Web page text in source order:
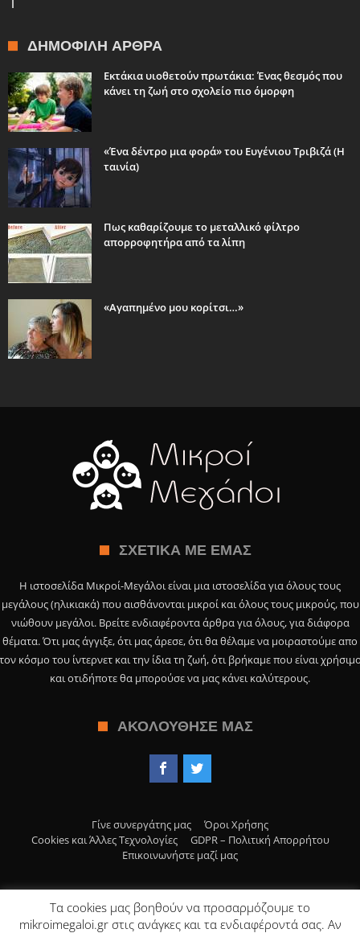
ΔΗΜΟΦΙΛΉ ΆΡΘΡΑ
Εκτάκια υιοθετούν πρωτάκια: Ένας θεσμός που
κάνει τη ζωή στο σχολείο πιο όμορφη
«Ένα δέντρο μια φορά» του Ευγένιου Τριβιζά (Η
ταινία)
Πως καθαρίζουμε το μεταλλικό φίλτρο
απορροφητήρα από τα λίπη
«Αγαπημένο μου κορίτσι…»
ΣΧΕΤΙΚΆ ΜΕ ΕΜΆΣ
Η ιστοσελίδα Μικροί-Μεγάλοι είναι μια ιστοσελίδα για όλους τους
μεγάλους (ηλικιακά) που αισθάνονται μικροί και όλους τους μικρούς, που
νιώθουν μεγάλοι. Βρείτε ενδιαφέροντα άρθρα για όλους, για διάφορα
θέματα. Ότι μας άγγιξε, ότι μας άρεσε, ότι θα θέλαμε να μοιραστούμε απο
κόσμο του ίντερνετ και την ίδια τη ζωή, ότι βρήκαμε που είναι
και οτιδήποτε θα μπορούσε να μας κάνει καλύτερους.
ΑΚΟΛΟΎΘΗΣΕ ΜΑΣ
Γίνε συνεργάτης μας
Όροι Χρήσης
Cookies και Άλλες Τεχνολογίες
GDPR – Πολιτική Απορρήτου
Επικοινωνήστε μαζί μας
© Copyright 2019, Μικροί Μεγάλοι>
Το περιεχόμενο της ιστοσελίδας είναι μόνο για ενημερωτικό σκοπό και
Τα cookies μας βοηθούν να προσαρμόζουμε το
mikroimegaloi.gr στις ανάγκες και τα ενδιαφέροντά σας. Αν